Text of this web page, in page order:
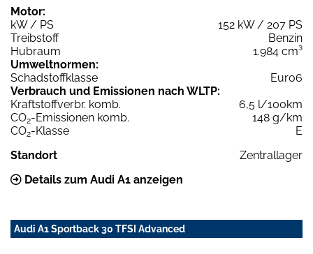
Motor:
kW / PS
152 kW / 207 PS
Treibstoff
Benzin
Hubraum
1.984 cm³
Umweltnormen:
Schadstoffklasse
Euro6
Verbrauch und Emissionen nach WLTP:
Kraftstoffverbr. komb.
6,5 l/100km
CO2-Emissionen komb.
148 g/km
CO2-Klasse
E
Standort
Zentrallager
Details zum Audi A1 anzeigen
Audi A1 Sportback 30 TFSI Advanced